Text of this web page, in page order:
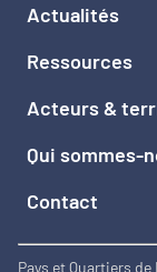
Actualités
Ressources
Acteurs &
Qui sommes-
Contact
Pays et Quartiers